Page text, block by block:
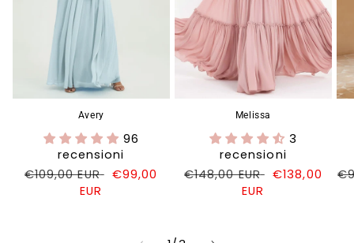
Avery
96
recensioni
Prezzo
€109,00 EUR
Prezzo
€99,00
EUR
Melissa
3
recensioni
Prezzo
€148,00 EUR
Prezzo
€138,00
EUR